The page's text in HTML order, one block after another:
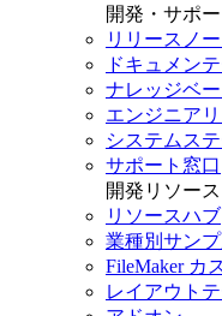
開発・サポー
リリースノー
ドキュメン
ナレッジベ
エンジニア
システムス
サポート窓口
開発リソース
リソースハブ
業種別サン
FileMaker カ
レイアウト